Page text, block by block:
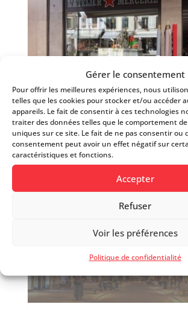
Gérer le consentement
Pour offrir les meilleures expériences, nous
telles que les cookies pour stocker et/ou accéder
appareils. Le fait de consentir à ces technologies
traiter des données telles que le comportement
uniques sur ce site. Le fait de ne pas consentir ou
consentement peut avoir un effet négatif sur
caractéristiques et fonctions.
Accepter
Refuser
Voir les préférences
Politique de confidentialité
L’ATELIER MERCERIE
Mode femme
Bons COOR